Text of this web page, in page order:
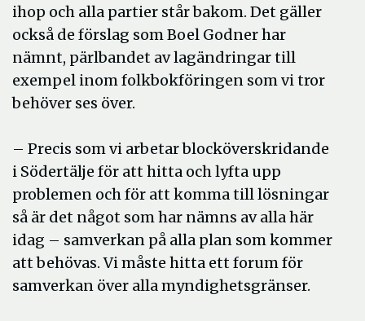
ihop och alla partier står bakom. Det gäller
också de förslag som Boel Godner har
nämnt, pärlbandet av lagändringar till
exempel inom folkbokföringen som vi tror
behöver ses över.
– Precis som vi arbetar blocköverskridande
i Södertälje för att hitta och lyfta upp
problemen och för att komma till lösningar
så är det något som har nämns av alla här
idag – samverkan på alla plan som kommer
att behövas. Vi måste hitta ett forum för
samverkan över alla myndighetsgränser.